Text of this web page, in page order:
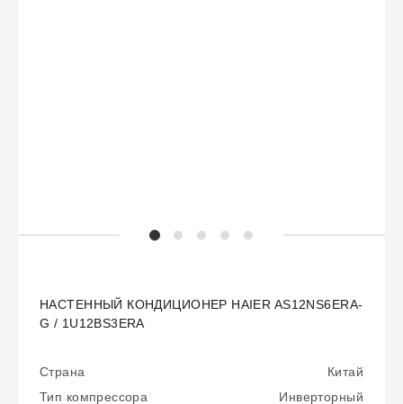
НАСТЕННЫЙ КОНДИЦИОНЕР HAIER AS12NS6ERA-
G / 1U12BS3ERA
Страна
Китай
Тип компрессора
Инверторный